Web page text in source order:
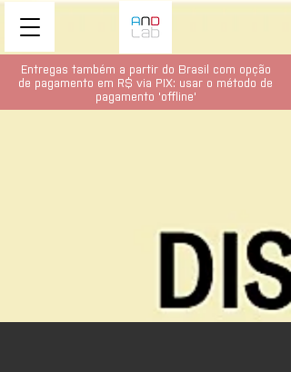
Entregas também a partir do Brasil com opção
de pagamento em R$ via PIX: usar o método de
pagamento 'offline'